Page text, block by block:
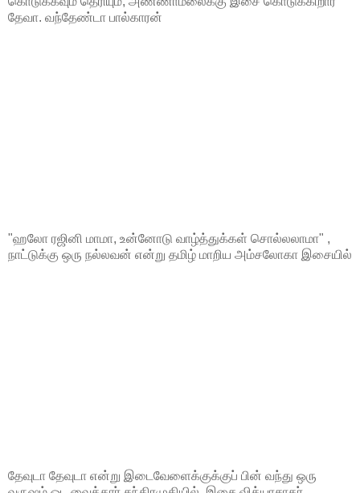
தேவா. வந்தேண்டா பால்காரன்
"ஹலோ ரஜினி மாமா, உன்னோடு வாழ்த்துக்கள் சொல்லலாமா" ,
நாட்டுக்கு ஒரு நல்லவன் என்று தமிழ் மாறிய அம்சலோகா இசையில்
தேவுடா தேவுடா என்று இடைவேளைக்குக்குப் பின் வந்து ஒரு